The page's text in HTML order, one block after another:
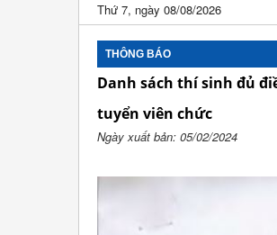
Thứ 7, ngày 08/08/2026
THÔNG BÁO
Danh sách thí sinh đủ
tuyển viên chức
Ngày xuất bản: 05/02/2024